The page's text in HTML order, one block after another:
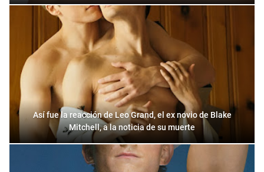
Así fue la reacción de Leo Grand, el ex novio de Blake
Mitchell, a la noticia de su muerte